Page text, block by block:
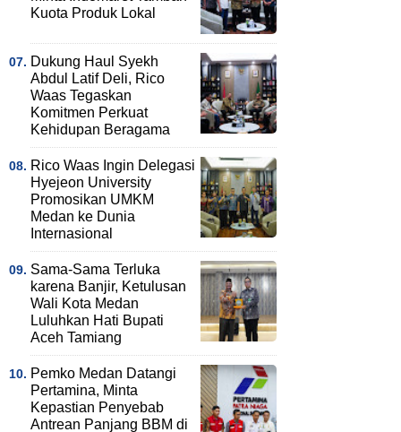
Kuota Produk Lokal
Dukung Haul Syekh
Abdul Latif Deli, Rico
Waas Tegaskan
Komitmen Perkuat
Kehidupan Beragama
Rico Waas Ingin Delegasi
Hyejeon University
Promosikan UMKM
Medan ke Dunia
Internasional
Sama-Sama Terluka
karena Banjir, Ketulusan
Wali Kota Medan
Luluhkan Hati Bupati
Aceh Tamiang
Pemko Medan Datangi
Pertamina, Minta
Kepastian Penyebab
Antrean Panjang BBM di